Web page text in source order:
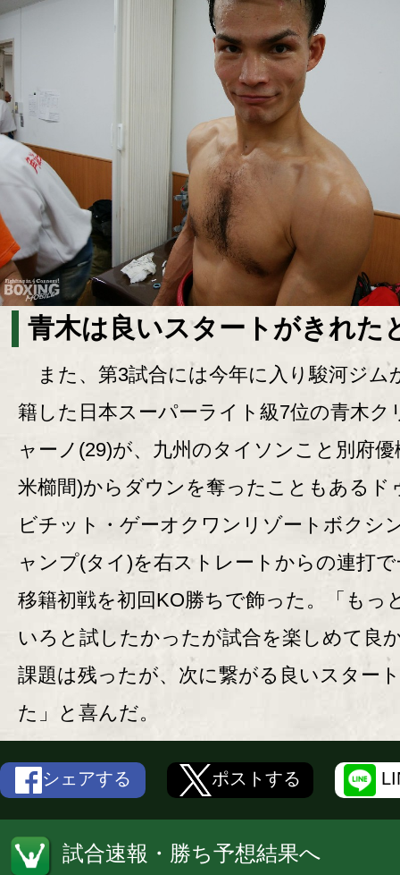
青木は良いスタートがきれた
また、第3試合には今年に入り駿河ジム
籍した日本スーパーライト級7位の青木ク
ャーノ(29)が、九州のタイソンこと別府優
米櫛間)からダウンを奪ったこともあるド
ビチット・ゲーオクワンリゾートボクシ
ャンプ(タイ)を右ストレートからの連打
移籍初戦を初回KO勝ちで飾った。「もっ
いろと試したかったが試合を楽しめて良
課題は残ったが、次に繋がる良いスター
た」と喜んだ。
シェアする ポストする
試合速報・勝ち予想結果へ